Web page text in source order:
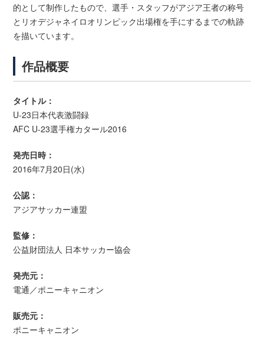
的として制作したもので、選手・スタッフがアジア王者の称号
とリオデジャネイロオリンピック出場権を手にするまでの軌跡
を描いています。
作品概要
タイトル：
U-23日本代表激闘録
AFC U-23選手権カタール2016
発売日時：
2016年7月20日(水)
公認：
アジアサッカー連盟
監修：
公益財団法人 日本サッカー協会
発売元：
電通／ポニーキャニオン
販売元：
ポニーキャニオン